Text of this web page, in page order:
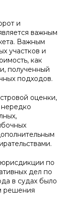
и
важным
Важным
участков и
как
полученный
подходов.
оценки,
нередко
по
дел по
в судах было
решения